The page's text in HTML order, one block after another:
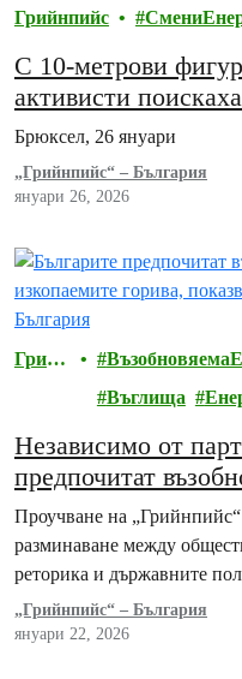
Грийнпийс
С 10-метрови
активисти
зависимост от
Брюксел, 26 януари
„Грийнпийс“ – България
януари 26, 2026
Грийн
Въглища
Независимо от
предпочитат
изкопаемите горива
Проучване на „Грийнпийс“
разминаване между
реторика и държавните
„Грийнпийс“ – България
януари 22, 2026